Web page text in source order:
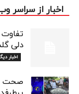
اخبار از سراسر
دلی
اخبار
صحت